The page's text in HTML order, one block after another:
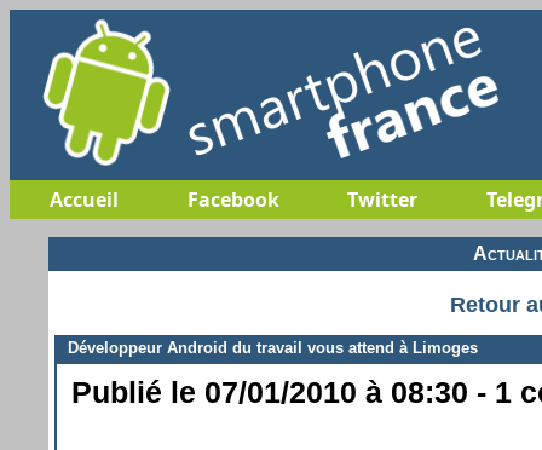
Accueil Facebook Twitter
Retour
Développeur Android du travail vous attend à Limoges
Publié le 07/01/2010 à 08:30 - 1